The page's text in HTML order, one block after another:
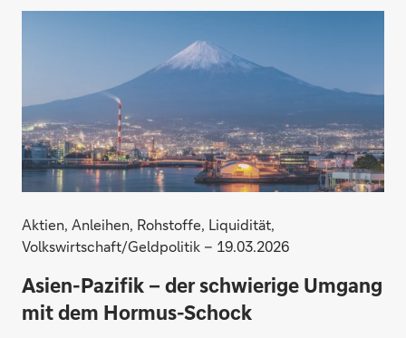
Aktien, Anleihen, Rohstoffe, Liquidität,
Volkswirtschaft/Geldpolitik – 19.03.2026
Asien-Pazifik – der schwierige Umgang
mit dem Hormus-Schock